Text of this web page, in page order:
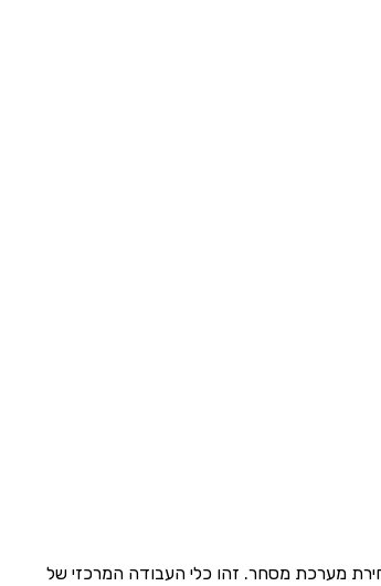
מערכת מסחר. זהו כלי העבודה המרכזי של